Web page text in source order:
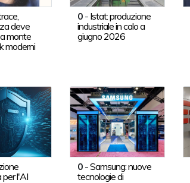
deve
monte
moderni
0 - Istat: produzione
industriale in calo a
giugno 2026
l'AI
0 -Samsung: nuove
tecnologie di